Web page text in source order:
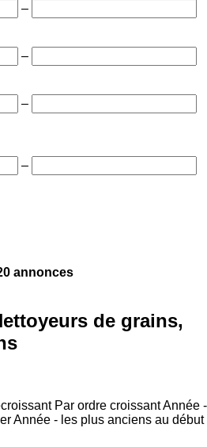
–
–
–
–
annonces
de grains,
Par ordre croissantAnnée -
Année - les plus anciens au début